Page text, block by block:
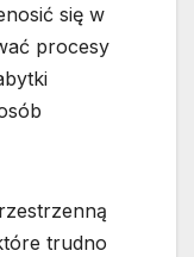
się w
procesy
trudno